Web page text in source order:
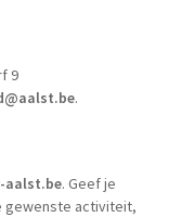
9
.
aalst.be. Geef je
gewenste activiteit,